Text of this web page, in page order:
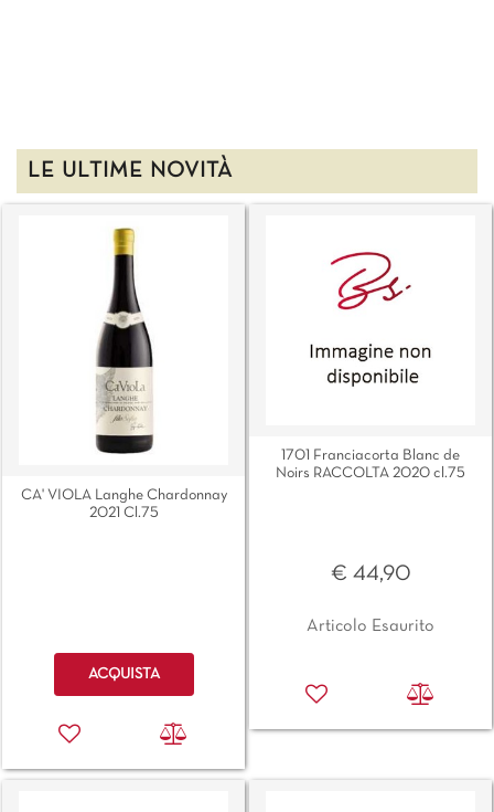
LE ULTIME NOVITÀ
CA' VIOLA Langhe Chardonnay
2021 Cl.75
Quantità
ACQUISTA
1701 Franciacorta Blanc de
Noirs RACCOLTA 2020 cl.75
€ 44,90
Articolo Esaurito